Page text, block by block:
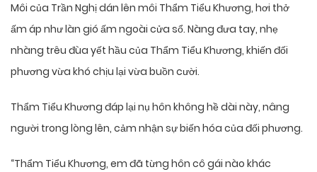
Môi của Trần Nghị dán lên môi Thẩm Tiểu Khương, hơi thở
ấm áp như làn gió ấm ngoài cửa sổ. Nàng đưa tay, nhẹ
nhàng trêu đùa yết hầu của Thẩm Tiểu Khương, khiến đối
phương vừa khó chịu lại vừa buồn cười.
Thẩm Tiểu Khương đáp lại nụ hôn không hề dài này, nâng
người trong lòng lên, cảm nhận sự biến hóa của đối phương.
“Thẩm Tiểu Khương, em đã từng hôn cô gái nào khác